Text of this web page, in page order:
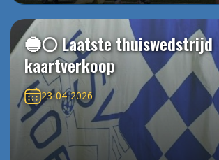
🔵⚪️ Laatste thuiswedstrijd
kaartverkoop
23-04-2026